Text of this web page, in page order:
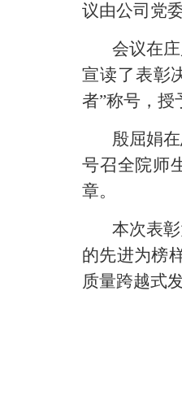
议由公司党
会议在
宣读了表彰
者”称号，授
殷屈娟
号召全院师
章。
本次表
的先进为榜
质量跨越式